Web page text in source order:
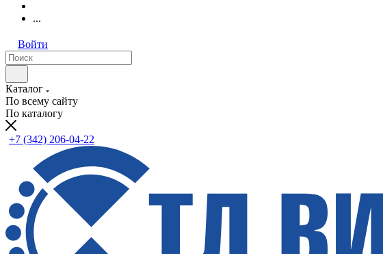
...
Войти
Каталог
По всему сайту
По каталогу
+7 (342) 206-04-22